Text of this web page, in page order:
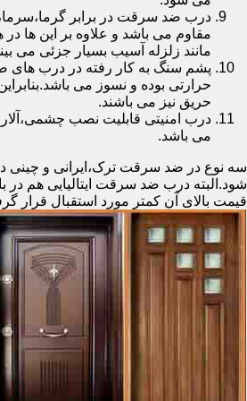
درب ضد سرقت در برابر
مقاوم می باشد و علاوه بر این ها
مانند زلزله آسیب بسیار جزئی می
پشم سنگ به کار رفته در درب
حرارتی بوده و نسوز می
حریق نیز می باشند.
درب امنیتی قابلیت نصب چشمی،آلارم
می باشد.
سه نوع در ضد سرقت ترک،ایرانی و چینی
شود.البته درب ضد سرقت ایتالیایی هم در
قیمت بالای آن کمتر مورد استقبال قرار